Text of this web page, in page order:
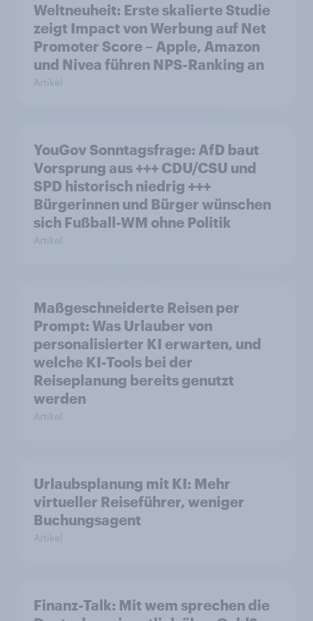
Weltneuheit: Erste skalierte Studie
zeigt Impact von Werbung auf Net
Promoter Score – Apple, Amazon
und Nivea führen NPS-Ranking an
Artikel
YouGov Sonntagsfrage: AfD baut
Vorsprung aus +++ CDU/CSU und
SPD historisch niedrig +++
Bürgerinnen und Bürger wünschen
sich Fußball-WM ohne Politik
Artikel
Maßgeschneiderte Reisen per
Prompt: Was Urlauber von
personalisierter KI erwarten, und
welche KI-Tools bei der
Reiseplanung bereits genutzt
werden
Artikel
Urlaubsplanung mit KI: Mehr
virtueller Reiseführer, weniger
Buchungsagent
Artikel
Finanz-Talk: Mit wem sprechen die